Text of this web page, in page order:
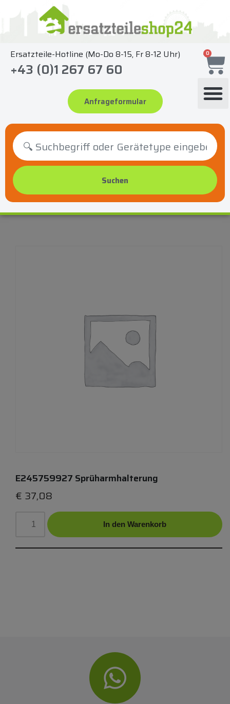
springen
Ersatzteile-Hotline (Mo-Do 8-15, Fr 8-12 Uhr)
+43 (0)1 267 67 60
Anfrageformular
0
E245759927 Sprüharmhalterung
€ 37,08
In den Warenkorb